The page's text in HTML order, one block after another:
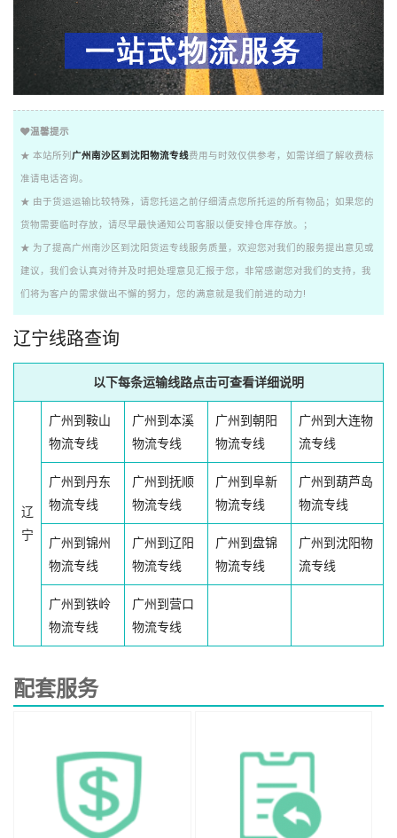
温馨提示
★ 本站所列 广州南沙区到沈阳物流专线费用与时效仅供参考，如需详细了解收费标
准请电话咨询。
★ 由于货运运输比较特殊，请您托运之前仔细清点您所托运的所有物品；如果您的
货物需要临时存放，请尽早最快通知公司客服以便安排仓库存放。；
★ 为了提高广州南沙区到沈阳货运专线服务质量，欢迎您对我们的服务提出意见或
建议，我们会认真对待并及时把处理意见汇报于您，非常感谢您对我们的支持，我
们将为客户的需求做出不懈的努力，您的满意就是我们前进的动力!
辽宁线路查询
以下每条运输线路点击可查看详细说明
辽
宁
广州到鞍山
物流专线
广州到本溪
物流专线
广州到朝阳
物流专线
广州到大连物
流专线
广州到丹东
物流专线
广州到抚顺
物流专线
广州到阜新
物流专线
广州到葫芦岛
物流专线
广州到锦州
物流专线
广州到辽阳
物流专线
广州到盘锦
物流专线
广州到沈阳物
流专线
广州到铁岭
物流专线
广州到营口
物流专线
配套服务